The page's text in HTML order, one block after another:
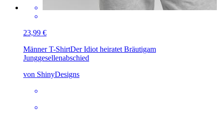
23,99 €
Männer T-ShirtDer Idiot heiratet Bräutigam
Junggesellenabschied
von ShinyDesigns